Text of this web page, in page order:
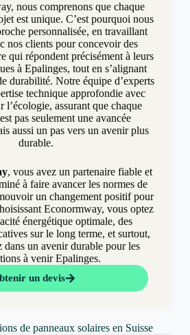
nous comprenons que chaque
est unique. C’est pourquoi nous
personnalisée, en travaillant
nos clients pour concevoir des
qui répondent précisément à leurs
à Epalinges, tout en s’alignant
durabilité. Notre équipe d’experts
technique approfondie avec
l’écologie, assurant que chaque
pas seulement une avancée
aussi un pas vers un avenir plus
durable.
, vous avez un partenaire fiable et
à faire avancer les normes de
un changement positif pour
Econormway, vous optez
énergétique optimale, des
sur le long terme, et surtout,
dans un avenir durable pour les
à venir Epalinges.
un devis
de panneaux solaires en Suisse